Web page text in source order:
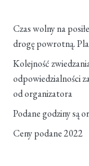
Czas wolny na
drogę powrotną.
Kolejność
odpowiedzialności
od organizatora
Podane godziny są
Ceny podane 2022